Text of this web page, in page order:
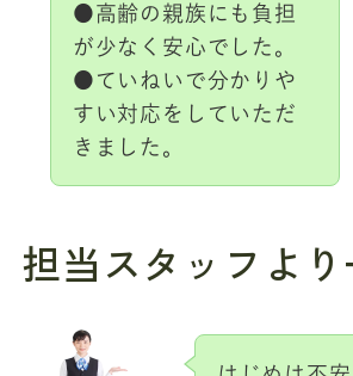
●高齢の親族にも負担
が少なく安心でした。
●ていねいで分かりや
すい対応をしていただ
きました。
担当スタッフよ